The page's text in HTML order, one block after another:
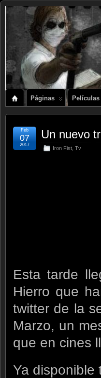
Páginas Películas
Un nuevo
Iron Fist Tv
Feb
07
2017
Esta tarde
Hierro que
twitter de la
Marzo, un
que en cines
Ya disponible